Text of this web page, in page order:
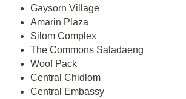
Gaysorn Village
Amarin Plaza
Silom Complex
The Commons Saladaeng
Woof Pack
Central Chidlom
Central Embassy